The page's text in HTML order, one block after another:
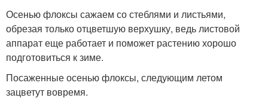
Осенью флоксы сажаем со стеблями и листьями,
обрезая только отцветшую верхушку, ведь листовой
аппарат еще работает и поможет растению хорошо
подготовиться к зиме.
Посаженные осенью флоксы, следующим летом
зацветут вовремя.